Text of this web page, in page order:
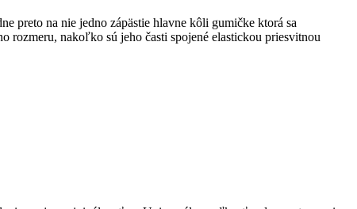
preto na nie jedno zápästie hlavne kôli gumičke ktorá sa
rozmeru, nakoľko sú jeho časti spojené elastickou priesvitnou